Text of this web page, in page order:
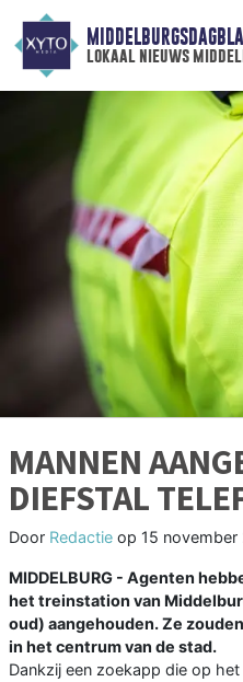
lokaal nieuws
MANNEN
DIEFSTAL
Door Redactie op 15 november
MIDDELBURG - Agenten
het treinstation van
oud) aangehouden. Ze
in het centrum van de stad.
Dankzij een zoekapp die op